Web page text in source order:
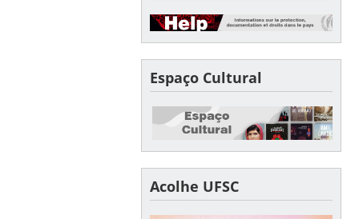
Espaço Cultural
Acolhe UFSC